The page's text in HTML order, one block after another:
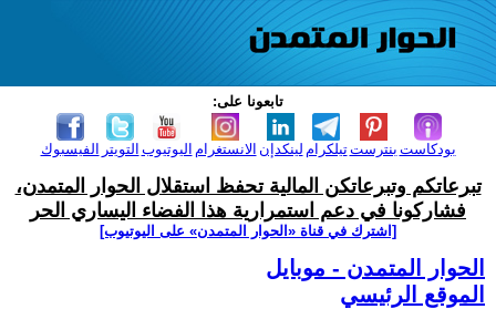
تابعونا على:
الفيسبوك التويتر اليوتيوب الانستغرام لينكدإن تيلكرامبنترست بودكاست
تبرعاتكم وتبرعاتكن المالية تحفظ استقلال الحوار المتمدن،
فشاركونا في دعم استمرارية هذا الفضاء اليساري الحر
[اشترك في قناة ‫«الحوار المتمدن» على اليوتيوب]
الحوار المتمدن - موبايل
الموقع الرئيسي